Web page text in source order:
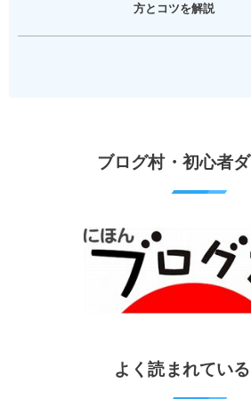
方とコツを解説
ブログ村・初心者
よく読まれてい